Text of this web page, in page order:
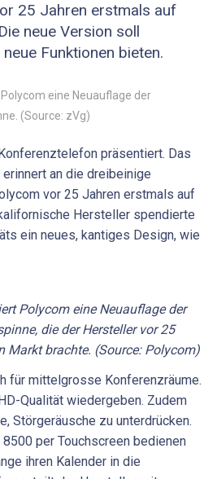
25 Jahren erstmals auf
neue Version soll
Funktionen bieten.
eine Neuauflage der
(Source: zVg)
präsentiert. Das
an die dreibeinige
vor 25 Jahren erstmals auf
Hersteller spendierte
ein neues, kantiges Design, wie
Polycom eine Neuauflage der
die der Hersteller vor 25
Markt brachte. (Source: Polycom)
für mittelgrosse Konferenzräume.
Qualität wiedergeben. Zudem
Störgeräusche zu unterdrücken.
per Touchscreen bedienen
ihren Kalender in die